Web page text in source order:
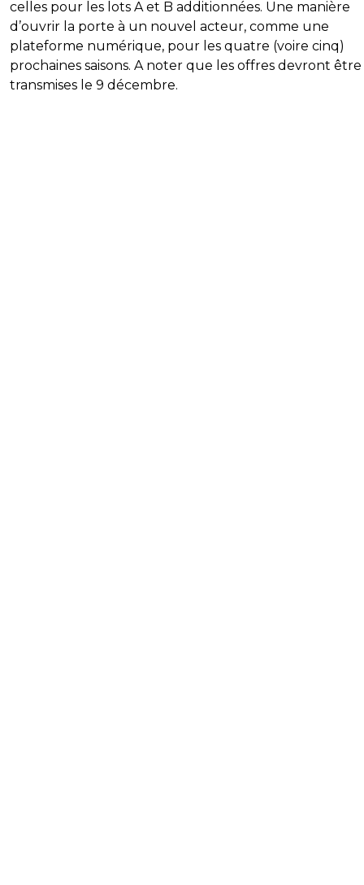
celles pour les lots A et B additionnées. Une manière
d’ouvrir la porte à un nouvel acteur, comme une
plateforme numérique, pour les quatre (voire cinq)
prochaines saisons. A noter que les offres devront être
transmises le 9 décembre.